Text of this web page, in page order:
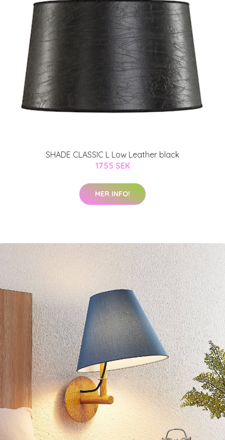
SHADE CLASSIC L Low Leather black
1755 SEK
MER INFO!